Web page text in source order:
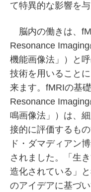
て特異的な影響を与
脳内の働きは、
Resonance
機能画像法」）と
技術を用いること
来ます。fMRIの基
Resonance
鳴画像法」）は、
接的に評価するも
ド・ダマディアン
されました。「生
造化されている」
のアイデアに基づ